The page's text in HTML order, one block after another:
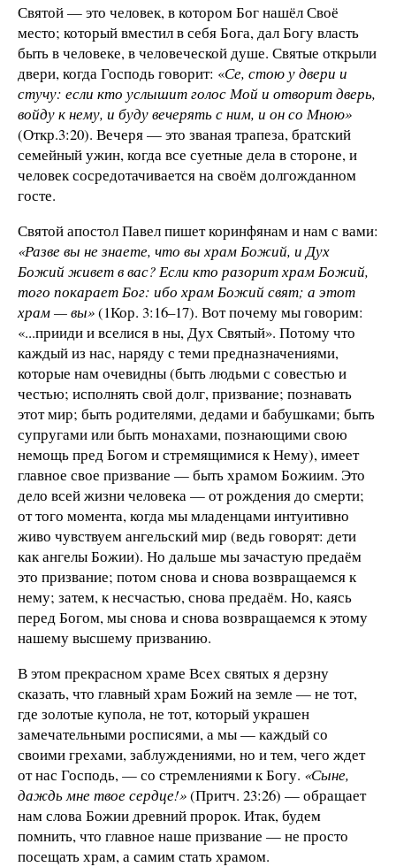
Святой — это человек, в котором Бог нашёл Своё
место; который вместил в себя Бога, дал Богу власть
быть в человеке, в человеческой душе. Святые открыли
двери, когда Господь говорит: «Се, стою у двери и
стучу: если кто услышит голос Мой и отворит дверь,
войду к нему, и буду вечерять с ним, и он со Мною»
(Откр.3:20). Вечеря — это званая трапеза, братский
семейный ужин, когда все суетные дела в стороне, и
человек сосредотачивается на своём долгожданном
госте.
Святой апостол Павел пишет коринфянам и нам с вами:
«Разве вы не знаете, что вы храм Божий, и Дух
Божий живет в вас? Если кто разорит храм Божий,
того покарает Бог: ибо храм Божий свят; а этот
храм — вы»(1Кор. 3:16–17). Вот почему мы говорим:
«...прииди и вселися в ны, Дух Святый». Потому что
каждый из нас, наряду с теми предназначениями,
которые нам очевидны (быть людьми с совестью и
честью; исполнять свой долг, призвание; познавать
этот мир; быть родителями, дедами и бабушками; быть
супругами или быть монахами, познающими свою
немощь пред Богом и стремящимися к Нему), имеет
главное свое призвание — быть храмом Божиим. Это
дело всей жизни человека — от рождения до смерти;
от того момента, когда мы младенцами интуитивно
живо чувствуем ангельский мир (ведь говорят: дети
как ангелы Божии). Но дальше мы зачастую предаём
это призвание; потом снова и снова возвращаемся к
нему; затем, к несчастью, снова предаём. Но, каясь
перед Богом, мы снова и снова возвращаемся к этому
нашему высшему призванию.
В этом прекрасном храме Всех святых я дерзну
сказать, что главный храм Божий на земле — не тот,
где золотые купола, не тот, который украшен
замечательными росписями, а мы — каждый со
своими грехами, заблуждениями, но и тем, чего ждет
от нас Господь, — со стремлениями к Богу. «Сыне,
даждь мне твое сердце!»(Притч. 23:26) — обращает
нам слова Божии древний пророк. Итак, будем
помнить, что главное наше призвание — не просто
посещать храм, а самим стать храмом.